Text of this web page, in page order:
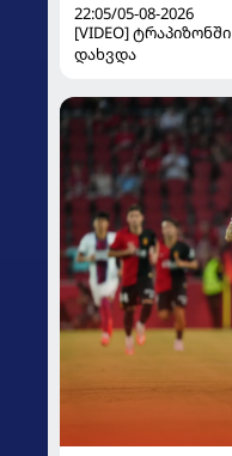
22:05/05-08-2026
[VIDEO]
დახვდა